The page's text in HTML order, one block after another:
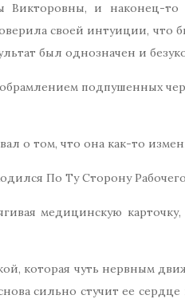
Викторовны, и наконец-
своей интуиции, что
был однозначен и
подпушенных
о том, что она как-то
По Ту Сторону
медицинскую
которая чуть нервным
сильно стучит ее